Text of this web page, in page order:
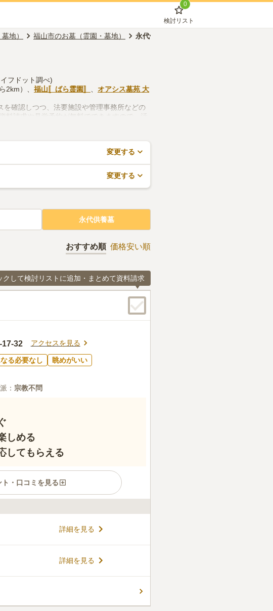
0
検討リスト
地） 福山市のお墓（霊園・墓地） 永代供養墓
フドット調べ)
2km）、 福山〚ばら霊園〛
オアシス墓苑 大
確認しつつ、法要施設や管理事務所などの
料請求や見学予約が無料でできますので、活
変更する
変更する
永代供養墓
おすすめ順 価格安い順
クして検討リストに追加・まとめて資料請求
17-32 アクセスを見る
る必要なし
眺めがいい
： 宗教不問
しめる
してもらえる
ト・口コミを見る
家を選べます。 鏡面仕様の美しい蒔絵が
内にあるので天候を気にせずお参りがで
間が不要な合同供養塔は、四季折々の自
を見渡せる恵まれた環境にあります。
れていません。
詳細を見る
詳細を見る